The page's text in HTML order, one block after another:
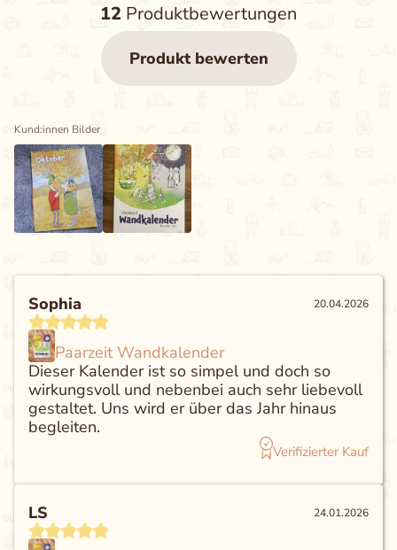
12 Produktbewertungen
Produkt bewerten
Kund:innen Bilder
Sophia 20.04.2026
Paarzeit Wandkalender
Dieser Kalender ist so simpel und doch so
wirkungsvoll und nebenbei auch sehr liebevoll
gestaltet. Uns wird er über das Jahr hinaus
begleiten.
Verifizierter Kauf
LS 24.01.2026